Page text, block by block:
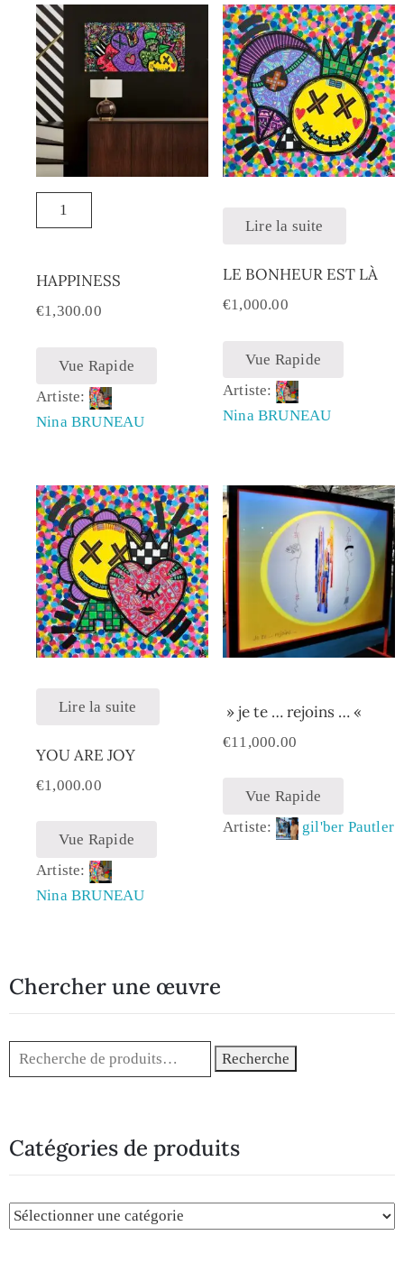
HAPPINESS
€1,300.00
Vue Rapide
Artiste:
Nina BRUNEAU
Lire la suite
LE BONHEUR EST LÀ
€1,000.00
Vue Rapide
Artiste:
Nina BRUNEAU
Lire la suite
YOU ARE JOY
€1,000.00
Vue Rapide
Artiste:
Nina BRUNEAU
» je te … rejoins … «
€11,000.00
Vue Rapide
Artiste:
gil'ber Pautler
Chercher une œuvre
Recherche
Catégories de produits